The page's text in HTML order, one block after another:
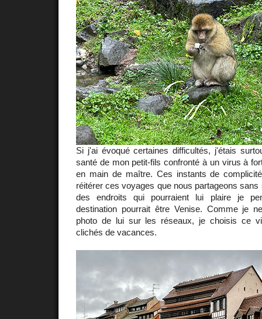
Si j'ai évoqué certaines difficultés, j'étais
santé de mon petit-fils confronté à un virus à
en main de maître. Ces instants de
réitérer ces voyages que nous partageons
des endroits qui pourraient lui plaire je
destination pourrait être Venise. Comme je
photo de lui sur les réseaux, je choisis ce
clichés de vacances.